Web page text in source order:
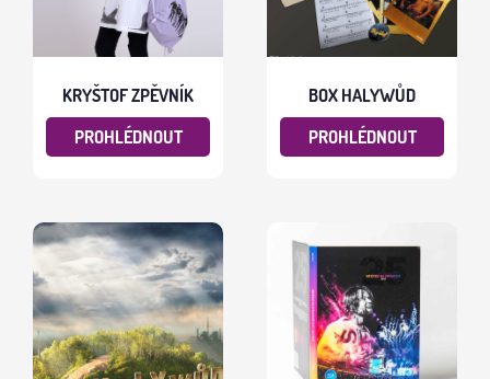
KRYŠTOF ZPĚVNÍK
PROHLÉDNOUT
BOX HALYWŮD
PROHLÉDNOUT